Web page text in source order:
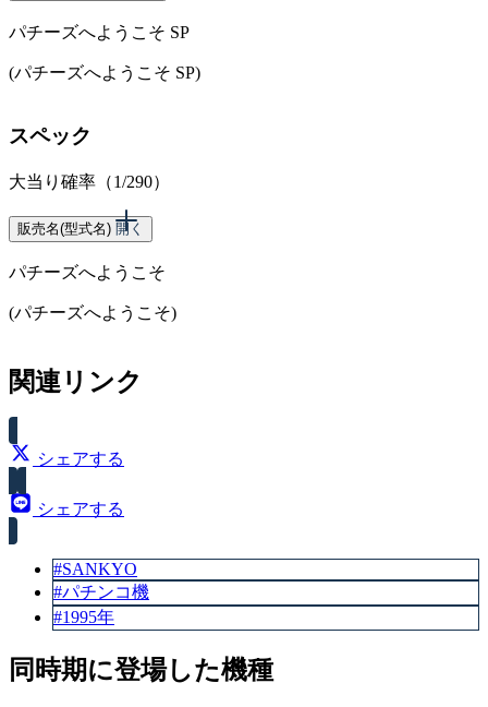
パチーズへようこそ SP
(パチーズへようこそ SP)
スペック
大当り確率（1/290）
販売名(型式名) 開く
パチーズへようこそ
(パチーズへようこそ)
スペック
大当り確率（1/240）
関連リンク
シェアする
シェアする
#SANKYO
#パチンコ機
#1995年
同時期に登場した機種